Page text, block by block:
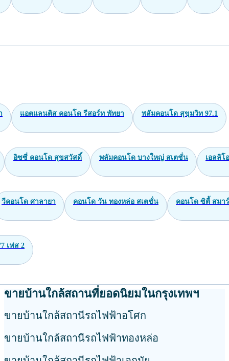
แอตแลนติส คอนโด รีสอร์ท พัทยา พลัมคอนโด สุขุมวิท 97.1
อิซซี่ คอนโด สุขสวัสดิ์ พลัมคอนโด บางใหญ่ สเตชั่น เอลลิโ
วีคอนโด ศาลายา คอนโด วัน ทองหล่อ สเตชั่น คอนโด ซิตี้ สมา
เฟส 2
ขายบ้านใกล้สถานที่ยอดนิยมในกรุงเทพฯ
ขายบ้านใกล้สถานีรถไฟฟ้าอโศก
ขายบ้านใกล้สถานีรถไฟฟ้าทองหล่อ